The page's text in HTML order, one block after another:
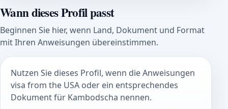
Wann dieses Profil passt
Beginnen Sie hier, wenn Land, Dokument und Format
mit Ihren Anweisungen übereinstimmen.
Nutzen Sie dieses Profil, wenn die Anweisungen
visa from the USA oder ein entsprechendes
Dokument für Kambodscha nennen.